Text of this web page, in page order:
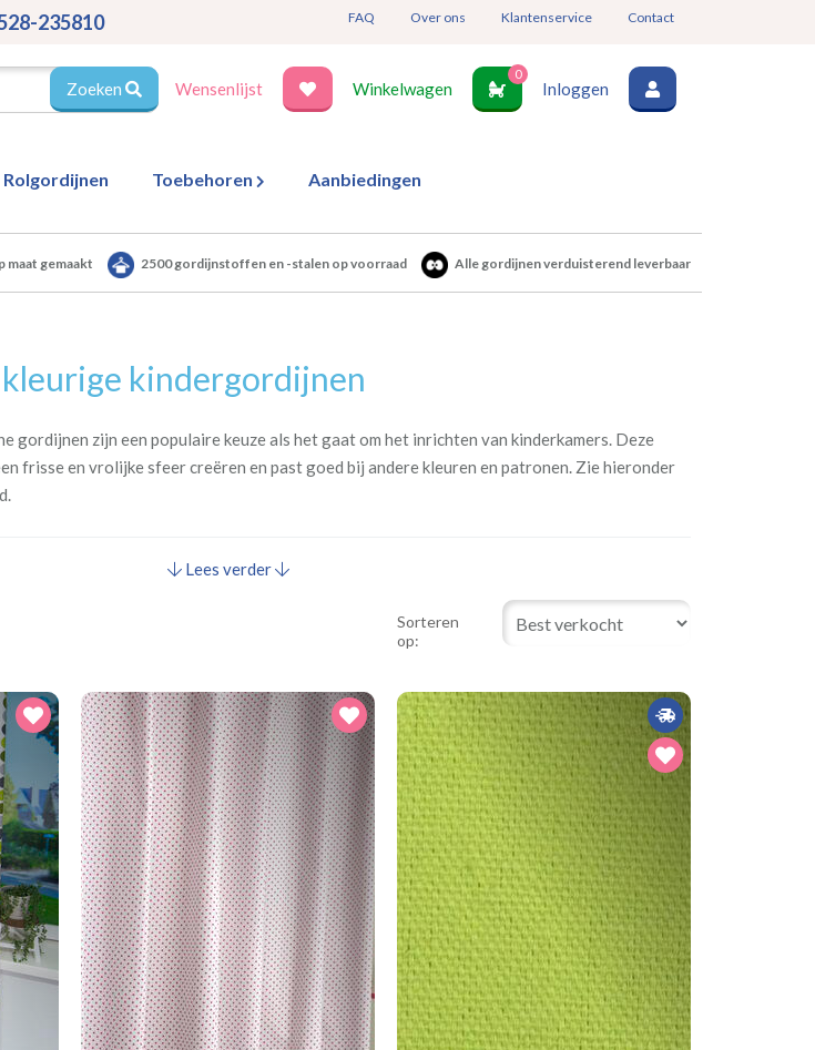
235810 FAQ Over ons Klantenservice Contact
Zoeken Wensenlijst Winkelwagen
0
Inloggen
Rolgordijnen Toebehoren Aanbiedingen
maat gemaakt 2500 gordijnstoffen en -stalen op voorraad Alle gordijnen verduisterend leverbaar
kindergordijnen
gordijnen zijn een populaire keuze als het gaat om het inrichten van kinderkamers. Deze
frisse en vrolijke sfeer creëren en past goed bij andere kleuren en patronen. Zie hieronder
Lees verder
Sorteren
op: